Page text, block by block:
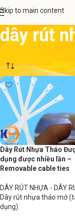
Skip to main content
dây rút
Dây Rút Nhựa Tháo
dụng được nhiều lần –
Removable cable ties
DÂY RÚT NHỰA - DÂY
Dây rút nhựa tháo mở
dụng)